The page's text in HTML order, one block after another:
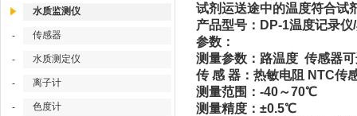
水质监测仪
- 传感器
- 水质测定仪
- 离子计
- 色度计
试剂运送途中的温度符合试
产品型号：DP-1温度记录仪
参数：
测量参数：路温度 传感器
传 感 器：热敏电阻 NTC传
测量范围：-40～70℃
测量精度：±0.5℃